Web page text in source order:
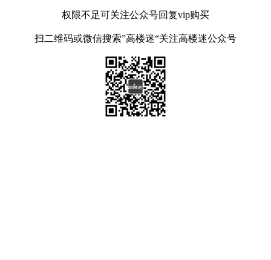
权限不足可关注公众号回复vip购买
扫二维码或微信搜索”高楼迷“关注高楼迷公众号